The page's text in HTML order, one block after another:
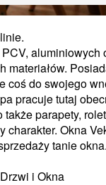
aluminiowych
do swojego
pracuje tutaj
parapety,
Okna
tanie
i Okna